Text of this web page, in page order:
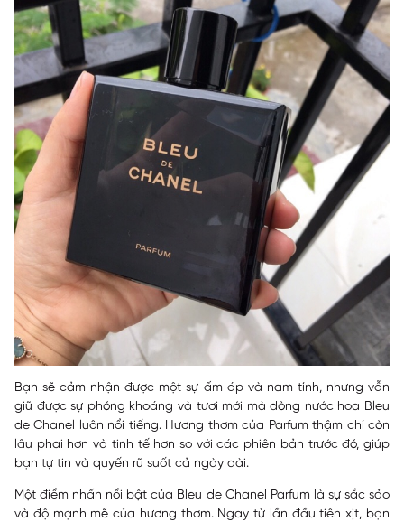
Bạn sẽ cảm nhận được một sự ấm áp và nam tính, nhưng vẫn
giữ được sự phóng khoáng và tươi mới mà dòng nước hoa Bleu
de Chanel luôn nổi tiếng. Hương thơm của Parfum thậm chí còn
lâu phai hơn và tinh tế hơn so với các phiên bản trước đó, giúp
bạn tự tin và quyến rũ suốt cả ngày dài.
Một điểm nhấn nổi bật của Bleu de Chanel Parfum là sự sắc sảo
và độ mạnh mẽ của hương thơm. Ngay từ lần đầu tiên xịt, bạn